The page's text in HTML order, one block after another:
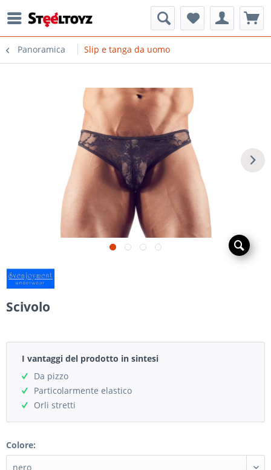
Panoramica Slip e tanga da uomo
Scivolo
I vantaggi del prodotto in sintesi
Da pizzo
Particolarmente elastico
Orli stretti
Colore: